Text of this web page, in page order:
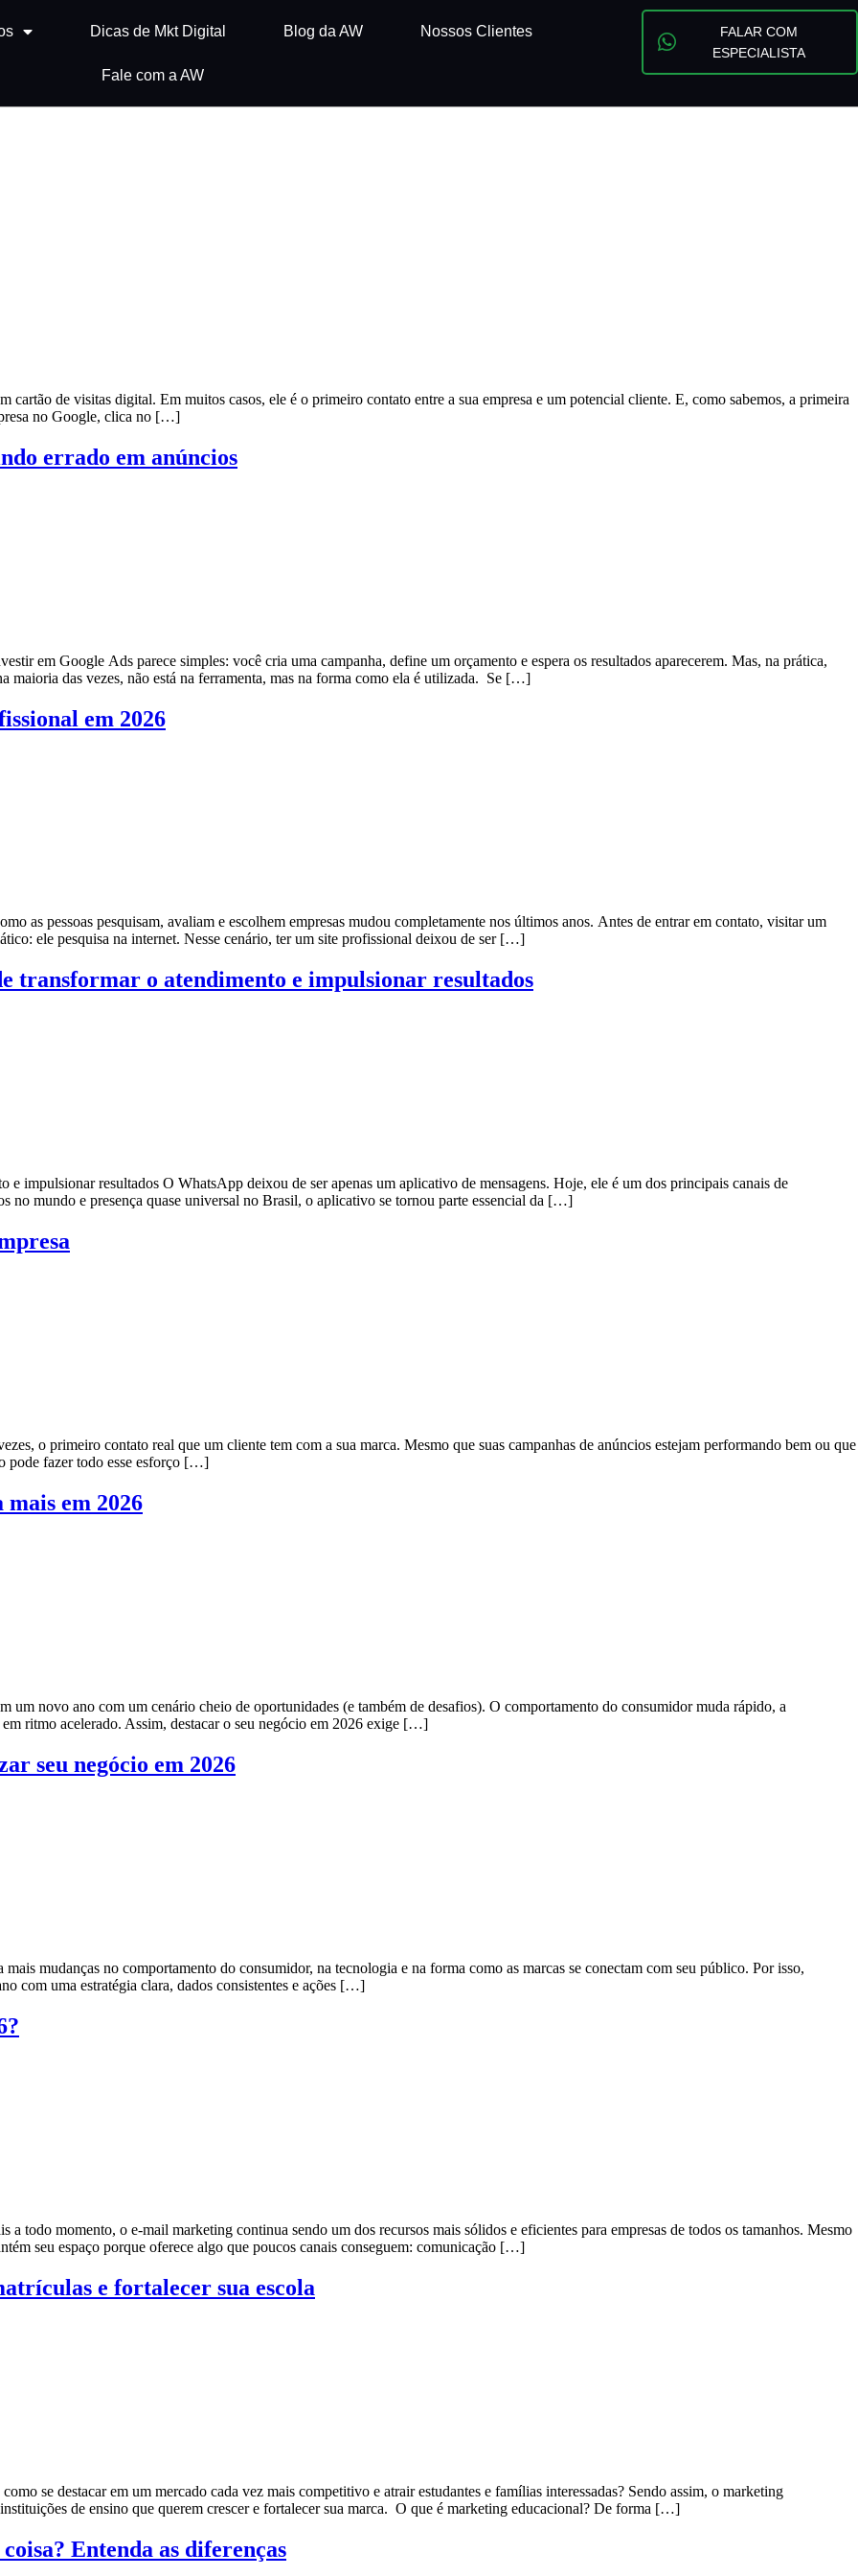
Dicas de Mkt Digital Blog da AW Nossos Clientes
Fale com a AW
FALAR COM
ESPECIALISTA
cartão de visitas digital. Em muitos casos, ele é o primeiro contato entre a sua empresa e um potencial cliente. E, como sabemos, a primeira
no Google, clica no […]
errado em anúncios
em Google Ads parece simples: você cria uma campanha, define um orçamento e espera os resultados aparecerem. Mas, na prática,
maioria das vezes, não está na ferramenta, mas na forma como ela é utilizada. Se […]
em 2026
as pessoas pesquisam, avaliam e escolhem empresas mudou completamente nos últimos anos. Antes de entrar em contato, visitar um
ele pesquisa na internet. Nesse cenário, ter um site profissional deixou de ser […]
transformar o atendimento e impulsionar resultados
impulsionar resultados O WhatsApp deixou de ser apenas um aplicativo de mensagens. Hoje, ele é um dos principais canais de
no mundo e presença quase universal no Brasil, o aplicativo se tornou parte essencial da […]
o primeiro contato real que um cliente tem com a sua marca. Mesmo que suas campanhas de anúncios estejam performando bem ou que
pode fazer todo esse esforço […]
mais em 2026
um novo ano com um cenário cheio de oportunidades (e também de desafios). O comportamento do consumidor muda rápido, a
ritmo acelerado. Assim, destacar o seu negócio em 2026 exige […]
seu negócio em 2026
mudanças no comportamento do consumidor, na tecnologia e na forma como as marcas se conectam com seu público. Por isso,
com uma estratégia clara, dados consistentes e ações […]
todo momento, o e-mail marketing continua sendo um dos recursos mais sólidos e eficientes para empresas de todos os tamanhos. Mesmo
seu espaço porque oferece algo que poucos canais conseguem: comunicação […]
e fortalecer sua escola
se destacar em um mercado cada vez mais competitivo e atrair estudantes e famílias interessadas? Sendo assim, o marketing
de ensino que querem crescer e fortalecer sua marca. O que é marketing educacional? De forma […]
Entenda as diferenças